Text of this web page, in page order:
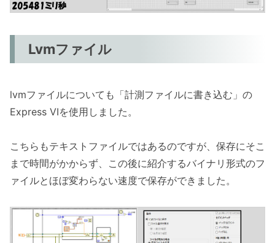
Lvmファイル
lvmファイルについても「計測ファイルに書き込む」の
Express VIを使用しました。
こちらもテキストファイルではあるのですが、保存にそこ
まで時間がかからず、この後に紹介するバイナリ形式のフ
ァイルとほぼ変わらない速度で保存ができました。